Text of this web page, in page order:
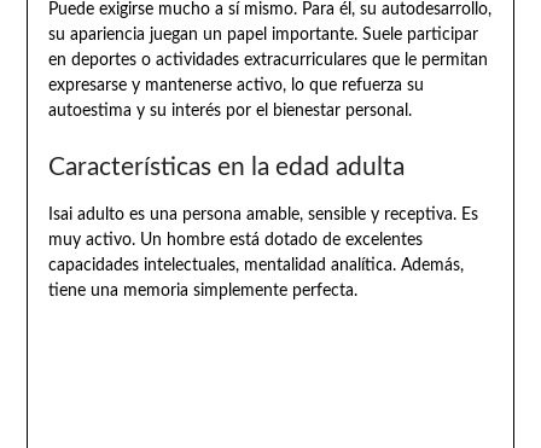
Puede exigirse mucho a sí mismo. Para él, su autodesarrollo,
su apariencia juegan un papel importante. Suele participar
en deportes o actividades extracurriculares que le permitan
expresarse y mantenerse activo, lo que refuerza su
autoestima y su interés por el bienestar personal.
Características en la edad adulta
Isai adulto es una persona amable, sensible y receptiva. Es
muy activo. Un hombre está dotado de excelentes
capacidades intelectuales, mentalidad analítica. Además,
tiene una memoria simplemente perfecta.